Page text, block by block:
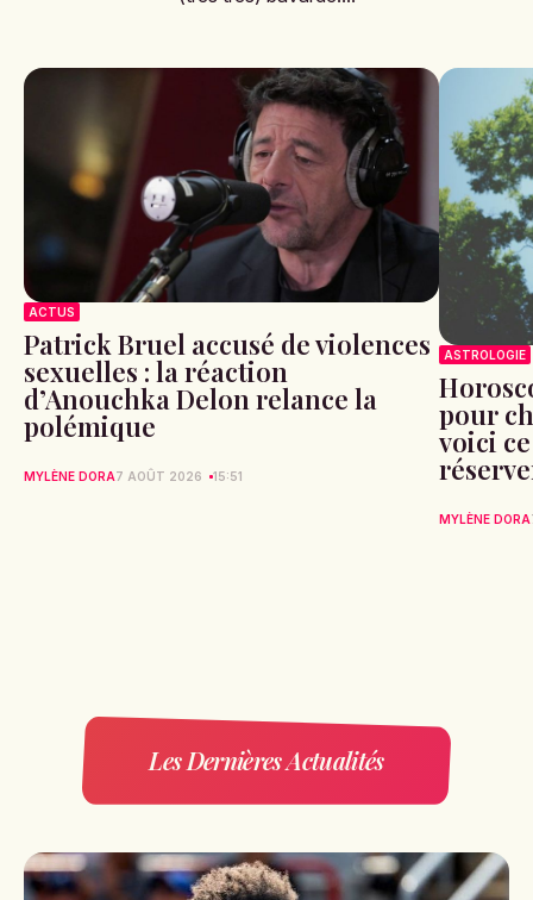
ACTUS
Patrick Bruel accusé de violences
sexuelles : la réaction
d’Anouchka Delon relance la
polémique
MYLÈNE DORA7 AOÛT 2026 15:51
ASTROLOGIE
pour
voici
MYLÈNE DORA
Les Dernières Actualités